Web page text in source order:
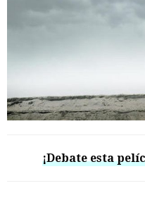
¡Debate esta